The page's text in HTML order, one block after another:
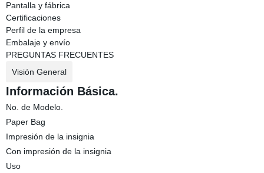
Pantalla y fábrica
Certificaciones
Perfil de la empresa
Embalaje y envío
PREGUNTAS FRECUENTES
Visión General
Información Básica.
No. de Modelo.
Paper Bag
Impresión de la insignia
Con impresión de la insignia
Uso